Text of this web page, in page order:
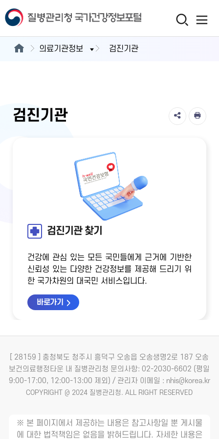
의료기관정보 검진기관
검진기관
검진기관 찾기
건강에 관심 있는 모든 국민들에게 근거에 기반한
신뢰성 있는 다양한 건강정보를 제공해 드리기 위
한 국가차원의 대국민 서비스입니다.
바로가기
[ 28159 ] 충청북도 청주시 흥덕구 오송읍 오송생명2로 187 오송
보건의료행정타운 내 질병관리청 문의사항: 02-2030-6602 (평일
9:00-17:00, 12:00-13:00 제외) / 관리자 이메일 : nhis@korea.kr
COPYRIGHT @ 2024 질병관리청. ALL RIGHT RESERVED
※ 본 페이지에서 제공하는 내용은 참고사항일 뿐 게시물
에 대한 법적책임은 없음을 밝혀드립니다. 자세한 내용은